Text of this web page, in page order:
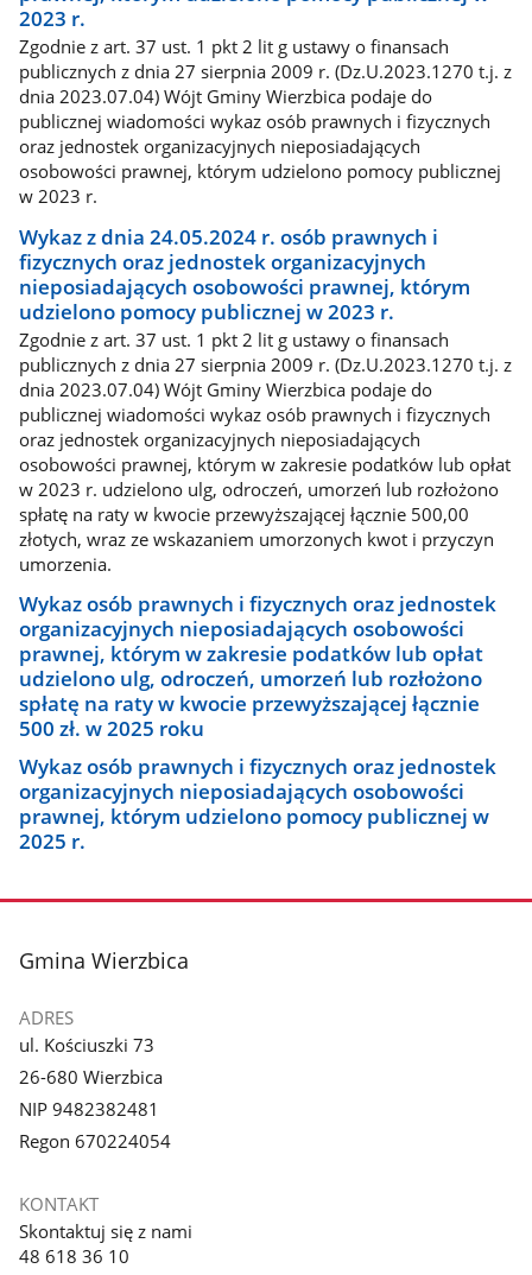
2023 r.
Zgodnie z art. 37 ust. 1 pkt 2 lit g ustawy o finansach
publicznych z dnia 27 sierpnia 2009 r. (Dz.U.2023.1270 t.j. z
dnia 2023.07.04) Wójt Gminy Wierzbica podaje do
publicznej wiadomości wykaz osób prawnych i fizycznych
oraz jednostek organizacyjnych nieposiadających
osobowości prawnej, którym udzielono pomocy publicznej
w 2023 r.
Wykaz z dnia 24.05.2024 r. osób prawnych i
fizycznych oraz jednostek organizacyjnych
nieposiadających osobowości prawnej, którym
udzielono pomocy publicznej w 2023 r.
Zgodnie z art. 37 ust. 1 pkt 2 lit g ustawy o finansach
publicznych z dnia 27 sierpnia 2009 r. (Dz.U.2023.1270 t.j. z
dnia 2023.07.04) Wójt Gminy Wierzbica podaje do
publicznej wiadomości wykaz osób prawnych i fizycznych
oraz jednostek organizacyjnych nieposiadających
osobowości prawnej, którym w zakresie podatków lub opłat
w 2023 r. udzielono ulg, odroczeń, umorzeń lub rozłożono
spłatę na raty w kwocie przewyższającej łącznie 500,00
złotych, wraz ze wskazaniem umorzonych kwot i przyczyn
umorzenia.
Wykaz osób prawnych i fizycznych oraz jednostek
organizacyjnych nieposiadających osobowości
prawnej, którym w zakresie podatków lub opłat
udzielono ulg, odroczeń, umorzeń lub rozłożono
spłatę na raty w kwocie przewyższającej łącznie
500 zł. w 2025 roku
Wykaz osób prawnych i fizycznych oraz jednostek
organizacyjnych nieposiadających osobowości
prawnej, którym udzielono pomocy publicznej w
2025 r.
stopka
Gmina Wierzbica
ADRES
ul. Kościuszki 73
26-680 Wierzbica
NIP 9482382481
Regon 670224054
KONTAKT
Skontaktuj się z nami
48 618 36 10